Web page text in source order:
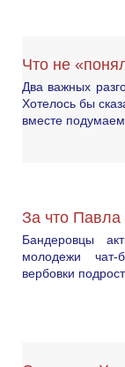
Что не
Два важных
Хотелось бы
вместе
За что Павла
Бандеровцы
молодежи чат-
вербовки